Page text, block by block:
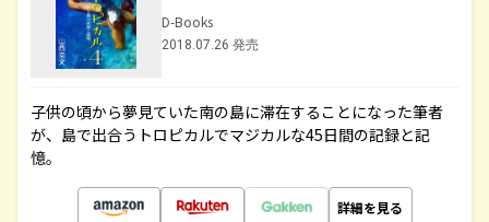
D-Books
2018.07.26 発売
子供の頃から夢見ていた南の島に滞在することになった筆者
が、島で出合うトロピカルでマジカルな45日間の記録と記
憶。
詳細を見る